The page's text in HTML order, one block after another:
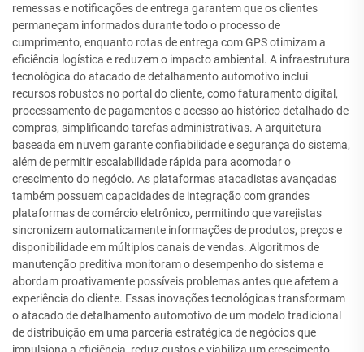
remessas e notificações de entrega garantem que os clientes
permaneçam informados durante todo o processo de
cumprimento, enquanto rotas de entrega com GPS otimizam a
eficiência logística e reduzem o impacto ambiental. A infraestrutura
tecnológica do atacado de detalhamento automotivo inclui
recursos robustos no portal do cliente, como faturamento digital,
processamento de pagamentos e acesso ao histórico detalhado de
compras, simplificando tarefas administrativas. A arquitetura
baseada em nuvem garante confiabilidade e segurança do sistema,
além de permitir escalabilidade rápida para acomodar o
crescimento do negócio. As plataformas atacadistas avançadas
também possuem capacidades de integração com grandes
plataformas de comércio eletrônico, permitindo que varejistas
sincronizem automaticamente informações de produtos, preços e
disponibilidade em múltiplos canais de vendas. Algoritmos de
manutenção preditiva monitoram o desempenho do sistema e
abordam proativamente possíveis problemas antes que afetem a
experiência do cliente. Essas inovações tecnológicas transformam
o atacado de detalhamento automotivo de um modelo tradicional
de distribuição em uma parceria estratégica de negócios que